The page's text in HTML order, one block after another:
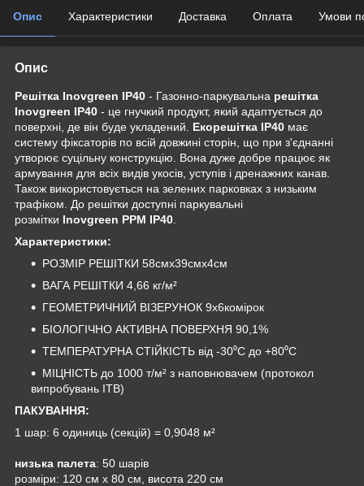
Опис Характеристики Доставка Оплата Умови
Опис
Решітка Inovgreen IP40 - Газонно-паркувальна решітка
Inovgreen IP40 - це гнучкий продукт, який адаптується до
поверхні, де він буде укладений. Екорешітка IP40 має
систему фіксаторів по всій довжині сторін, що при з'єднанні
утворює суцільну конструкцію. Вона дуже добре працює як
армування для всіх видів укосів, уступів і дренажних канав.
Також використовується на зелених парковках з низьким
трафіком. До решітки доступні паркувальні
розмітки Inovgreen PPM IP40
Характеристики:
РОЗМІР РЕШІТКИ 58cмx39cмx4cм
ВАГА РЕШІТКИ 4,66 кг/м²
ГЕОМЕТРИЧНИЙ ВІЗЕРУНОК 9x6комірок
БІОЛОГІЧНО АКТИВНА ПОВЕРХНЯ 90,1%
ТЕМПЕРАТУРНА СТІЙКІСТЬ від -30⁰C до +80⁰C
МІЦНІСТЬ до 1000 т/м² з наповнювачем (протокол
випробувань ITB)
ПАКУВАННЯ:
1 шар: 6 одиниць (секцій) = 0,9048 м²
низька палета: 50 шарів
розміри: 120 см х 80 см, висота 220 см